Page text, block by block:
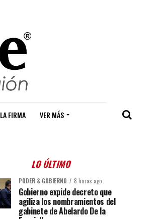
LA FIRMA VER MÁS
LO ÚLTIMO
PODER & GOBIERNO 8 horas ago
Gobierno expide decreto que
agiliza los nombramientos del
gabinete de Abelardo De la